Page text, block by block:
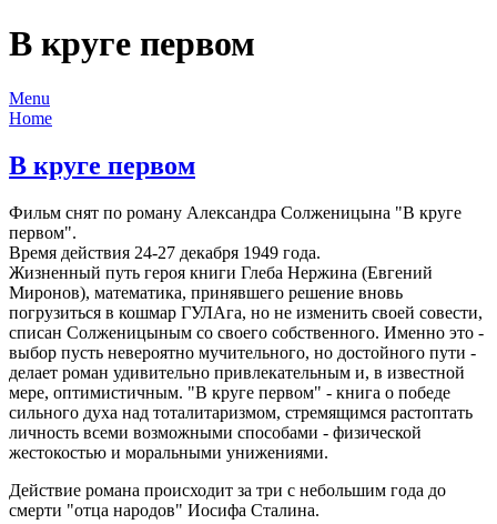
В круге первом
Menu
Home
В круге первом
Фильм снят по роману Александра Солженицына "В круге
первом".
Время действия 24-27 декабря 1949 года.
Жизненный путь героя книги Глеба Нержина (Евгений
Миронов), математика, принявшего решение вновь
погрузиться в кошмар ГУЛАга, но не изменить своей совести,
списан Солженицыным со своего собственного. Именно это -
выбор пусть невероятно мучительного, но достойного пути -
делает роман удивительно привлекательным и, в известной
мере, оптимистичным. "В круге первом" - книга о победе
сильного духа над тоталитаризмом, стремящимся растоптать
личность всеми возможными способами - физической
жестокостью и моральными унижениями.
Действие романа происходит за три с небольшим года до
смерти "отца народов" Иосифа Сталина.